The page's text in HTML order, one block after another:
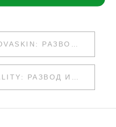
РАЗВОД ИЛИ НЕТ
ОТЗЫВЫ О FATALITY: РАЗВОД ИЛИ НЕТ